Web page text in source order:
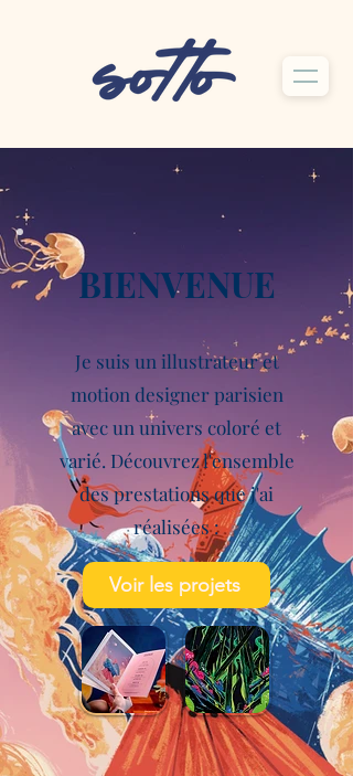
BIENVENUE
Je suis un illustrateur et
motion designer parisien
avec un univers coloré et
varié. Découvrez l'ensemble
des prestations que j'ai
réalisées :
Voir les projets